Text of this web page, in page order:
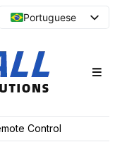
Portuguese
Arabic
French
Japanese
Control